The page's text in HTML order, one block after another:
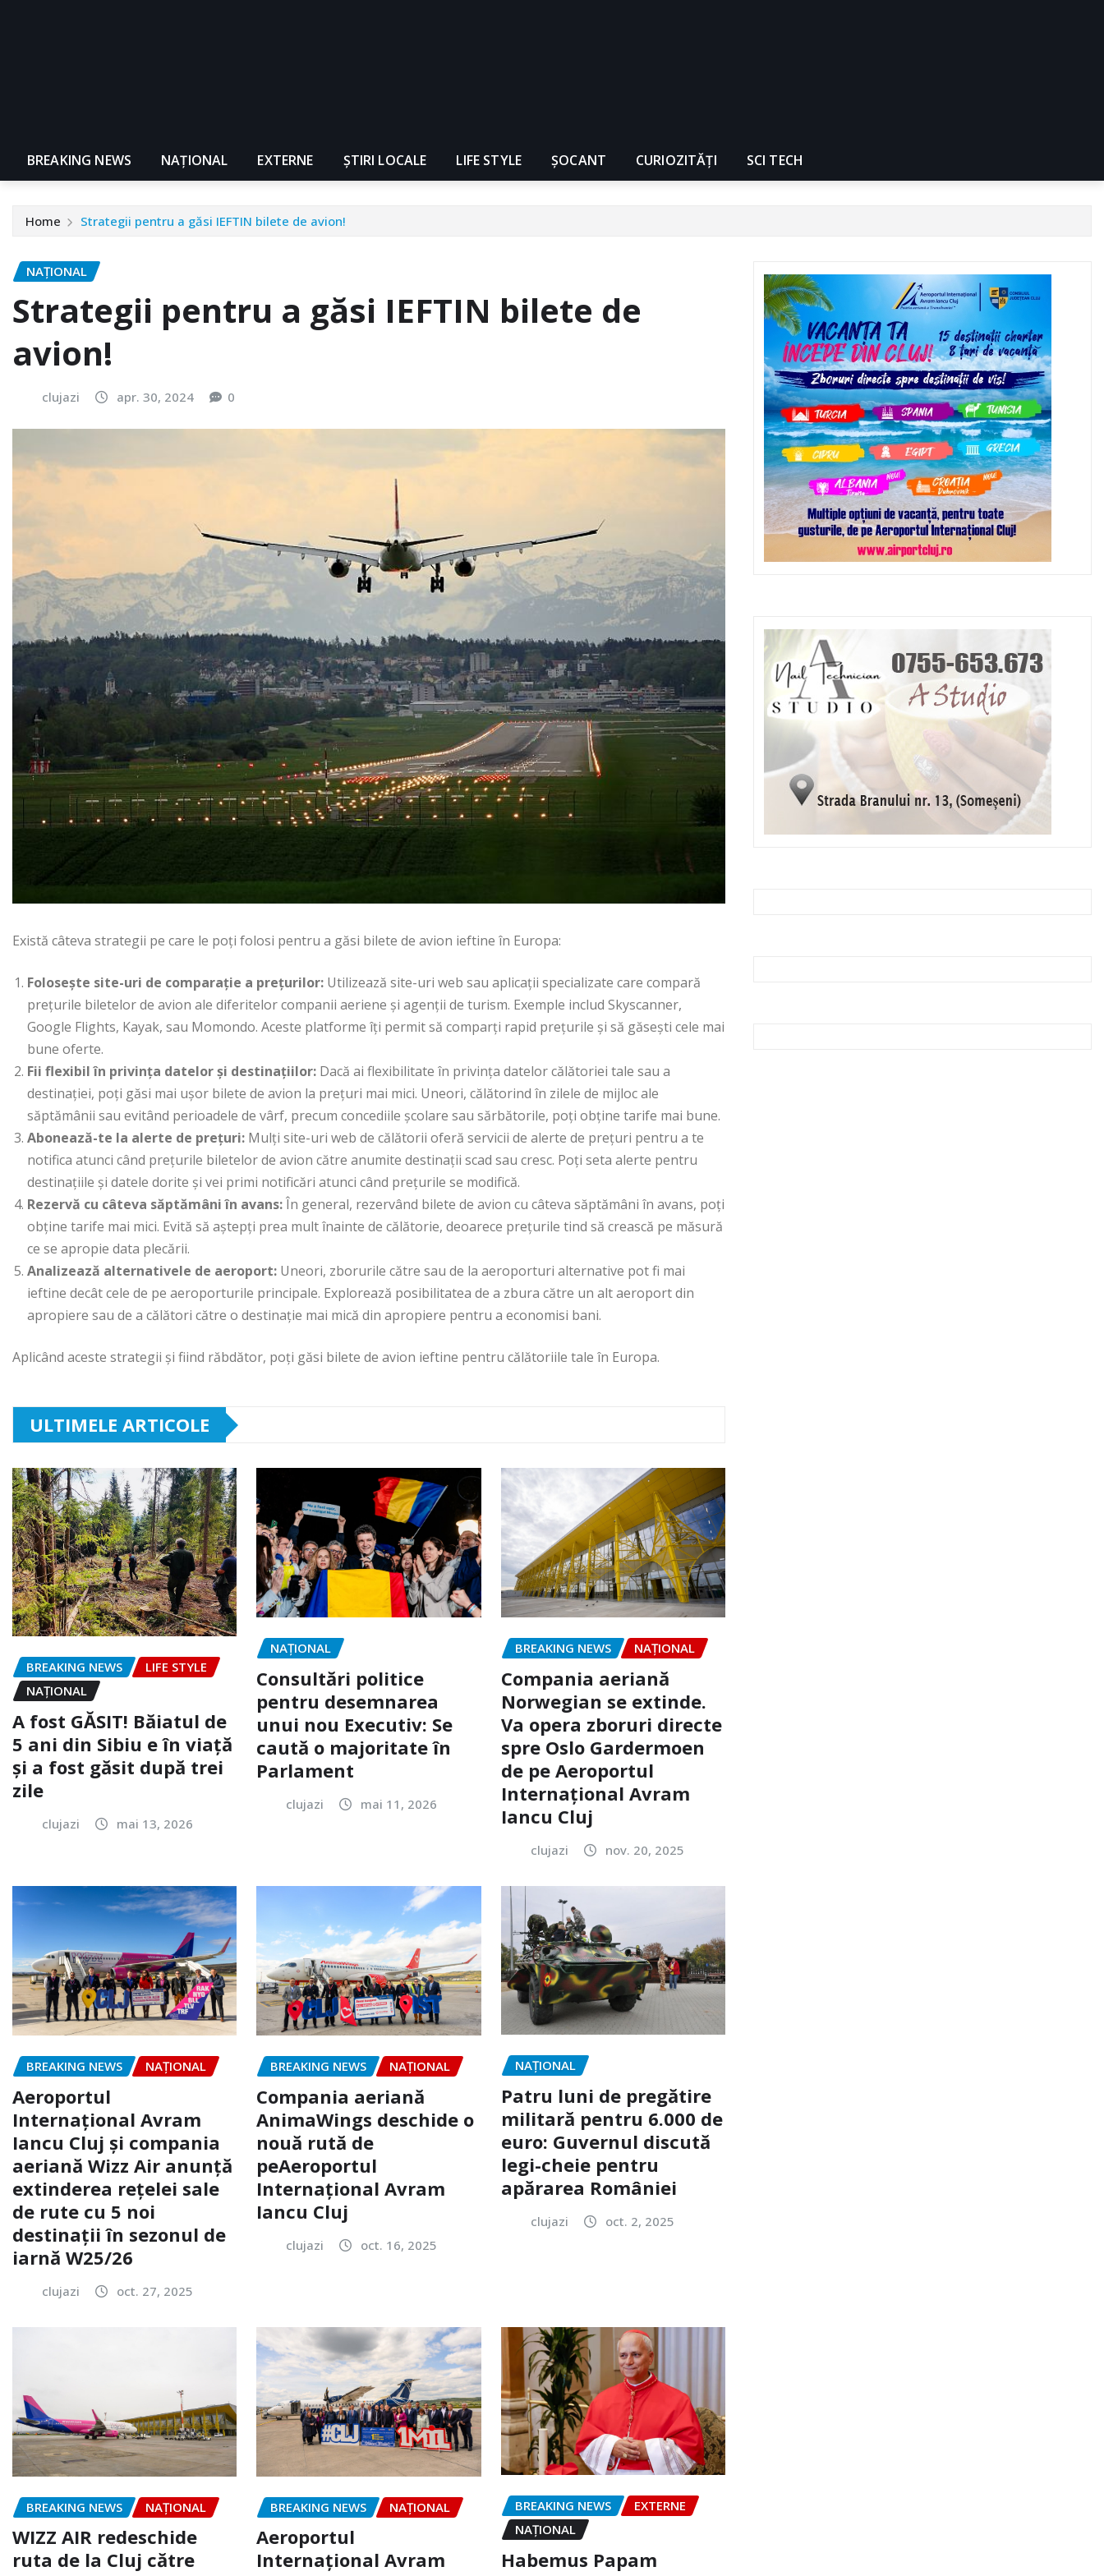
BREAKING NEWS NAŢIONAL EXTERNE ȘTIRI LOCALE LIFE STYLE ȘOCANT CURIOZITĂȚI SCI TECH
Home Strategii pentru a găsi IEFTIN bilete de avion!
NAŢIONAL
Strategii pentru a găsi IEFTIN bilete de
avion!
clujazi apr. 30, 2024 0
Există câteva strategii pe care le poți folosi pentru a găsi bilete de avion ieftine în Europa:
Folosește site-uri de comparație a prețurilor: Utilizează site-uri web sau aplicații specializate care compară
prețurile biletelor de avion ale diferitelor companii aeriene și agenții de turism. Exemple includ Skyscanner,
Google Flights, Kayak, sau Momondo. Aceste platforme îți permit să comparți rapid prețurile și să găsești cele mai
bune oferte.
Fii flexibil în privința datelor și destinațiilor: Dacă ai flexibilitate în privința datelor călătoriei tale sau a
destinației, poți găsi mai ușor bilete de avion la prețuri mai mici. Uneori, călătorind în zilele de mijloc ale
săptămânii sau evitând perioadele de vârf, precum concediile școlare sau sărbătorile, poți obține tarife mai bune.
Abonează-te la alerte de prețuri: Mulți site-uri web de călătorii oferă servicii de alerte de prețuri pentru a te
notifica atunci când prețurile biletelor de avion către anumite destinații scad sau cresc. Poți seta alerte pentru
destinațiile și datele dorite și vei primi notificări atunci când prețurile se modifică.
Rezervă cu câteva săptămâni în avans:În general, rezervând bilete de avion cu câteva săptămâni în avans, poți
obține tarife mai mici. Evită să aștepți prea mult înainte de călătorie, deoarece prețurile tind să crească pe măsură
ce se apropie data plecării.
Analizează alternativele de aeroport: Uneori, zborurile către sau de la aeroporturi alternative pot fi mai
ieftine decât cele de pe aeroporturile principale. Explorează posibilitatea de a zbura către un alt aeroport din
apropiere sau de a călători către o destinație mai mică din apropiere pentru a economisi bani.
Aplicând aceste strategii și fiind răbdător, poți găsi bilete de avion ieftine pentru călătoriile tale în Europa.
ULTIMELE ARTICOLE
BREAKING NEWS
LIFE STYLE
NAŢIONAL
A fost GĂSIT! Băiatul de
5 ani din Sibiu e în viață
și a fost găsit după trei
zile
clujazi mai 13, 2026
NAŢIONAL
Consultări politice
pentru desemnarea
unui nou Executiv: Se
caută o majoritate în
Parlament
clujazi mai 11, 2026
BREAKING NEWS NAŢIONAL
Compania aeriană
Norwegian se extinde.
Va opera zboruri directe
spre Oslo Gardermoen
de pe Aeroportul
Internaţional Avram
Iancu Cluj
clujazi nov. 20, 2025
BREAKING NEWS NAŢIONAL
Aeroportul
Internațional Avram
Iancu Cluj și compania
aeriană Wizz Air anunță
extinderea reţelei sale
de rute cu 5 noi
destinaţii în sezonul de
iarnă W25/26
clujazi oct. 27, 2025
BREAKING NEWS NAŢIONAL
Compania aeriană
AnimaWings deschide o
nouă rută de
peAeroportul
Internaţional Avram
Iancu Cluj
clujazi oct. 16, 2025
NAŢIONAL
Patru luni de pregătire
militară pentru 6.000 de
euro: Guvernul discută
legi-cheie pentru
apărarea României
clujazi oct. 2, 2025
BREAKING NEWS NAŢIONAL
WIZZ AIR redeschide
ruta de la Cluj către
BREAKING NEWS NAŢIONAL
Aeroportul
Internaţional Avram
BREAKING NEWS
EXTERNE
NAŢIONAL
Habemus Papam